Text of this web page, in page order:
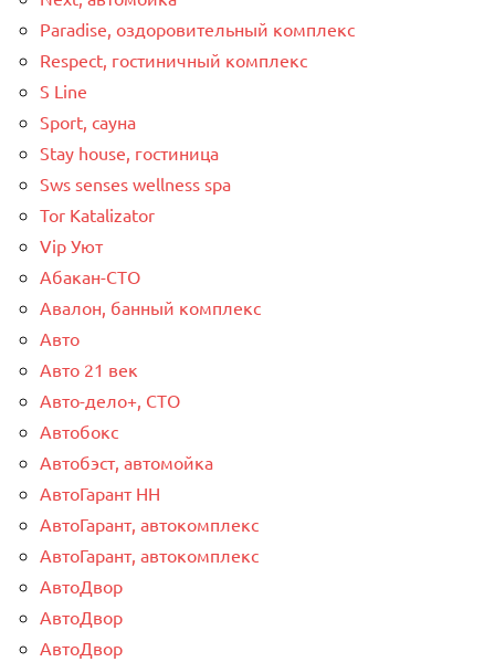
Paradise, оздоровительный комплекс
Respect, гостиничный комплекс
S Line
Sport, сауна
Stay house, гостиница
Sws senses wellness spa
Tor Katalizator
Vip Уют
Абакан-СТО
Авалон, банный комплекс
Авто
Авто 21 век
Авто-дело+, СТО
Автобокс
Автобэст, автомойка
АвтоГарант НН
АвтоГарант, автокомплекс
АвтоГарант, автокомплекс
АвтоДвор
АвтоДвор
АвтоДвор